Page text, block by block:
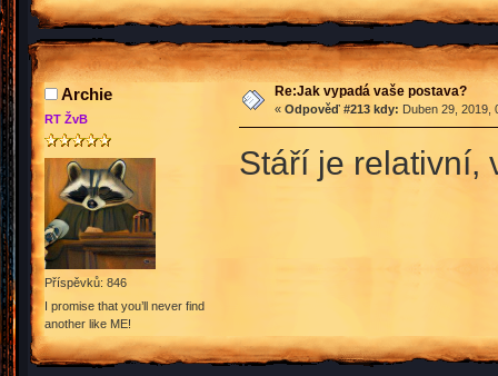
Archie
RT ŽvB
Příspěvků: 846
I promise that you’ll never find
another like ME!
Re:Jak vypadá vaše postava?
« Odpověď #213 kdy: Duben 29, 2019,
Stáří je relativní,